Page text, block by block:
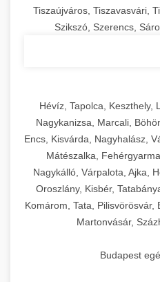
Tiszaújváros, Tiszavasvári,
Szikszó, Szerencs,
Hévíz, Tapolca, Keszthely,
Nagykanizsa, Marcali,
Encs, Kisvárda, Nagyhalász,
Mátészalka,
Nagykálló, Várpalota, Ajka,
Oroszlány, Kisbér,
Komárom, Tata, Pilisvörösvár,
Martonvásár,
Budapest